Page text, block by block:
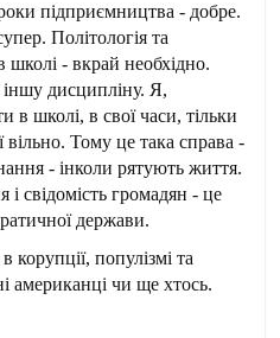
підприємництва - добре.
Політологія та
школі - вкрай необхідно.
іншу дисципліну. Я,
в школі, в свої часи, тільки
вільно. Тому це така справа -
- інколи рятують життя.
свідомість громадян - це
держави.
популізмі та
американці чи ще хтось.